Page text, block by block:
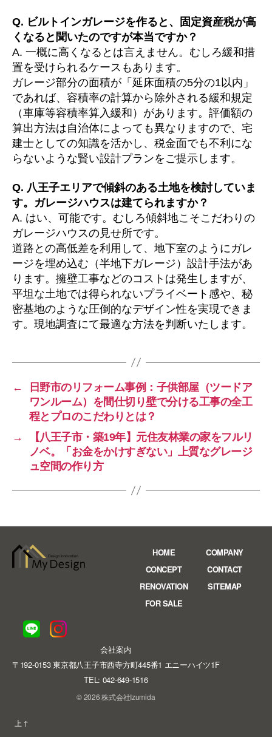
Q. ビルトインガレージを作ると、固定資産税が高
くなると聞いたのですが本当ですか？
A. 一概に高くなるとは言えません。むしろ緩和措
置を受けられるケースもあります。
ガレージ部分の面積が「延床面積の5分の1以内」
であれば、容積率の計算から除外される緩和規定
（車庫等容積率算入緩和）があります。評価額の
算出方法は自治体によっても異なりますので、宅
建士としての知識を活かし、税金面でも不利にな
らないような賢い設計プランをご提示します。
Q. 八王子エリアで傾斜のある土地を検討していま
す。ガレージハウスは建てられますか？
A. はい、可能です。むしろ傾斜地こそこだわりの
ガレージハウスの見せ所です。
道路との高低差を利用して、地下室のようにガレ
ージを埋め込む（半地下ガレージ）設計手法があ
ります。擁壁工事などのコストは発生しますが、
平坦な土地では得られないプライベート感や、秘
密基地のような圧倒的なデザイン性を実現できま
す。現地調査にて最適な方法を判断いたします。
←
日野市のリフォーム事例：子供部屋（ツードア
ワンルーム）を間仕切り壁で分ける工事の全工
程とプロのこだわりとは？
→
【八王子市・築19年】元住友林業の家をフルリ
ノベ。「お金をかけすぎない」上質なグレージ
ュ空間の作り方
HOME
CONCEPT
RENOVATION
FOR SALE
COMPANY
CONTACT
SITEMAP
会社案内
〒192-0153 東京都八王子市西寺方町445番1 エニーハイツ1F
TEL: 042-649-1516
© 2026 株式会社Izumida
上 ↑